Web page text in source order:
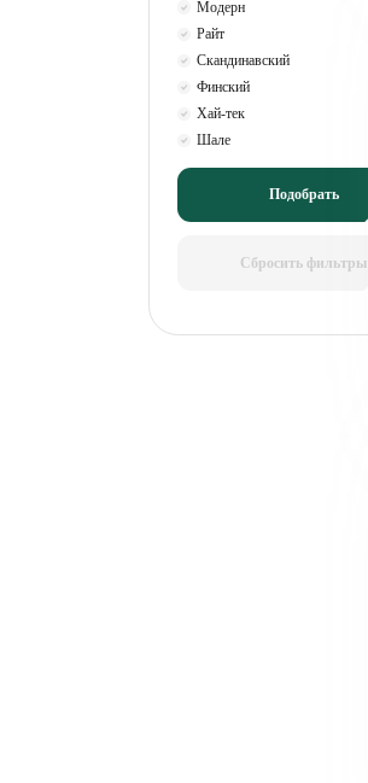
Модерн
Райт
Скандинавский
Финский
Хай-тек
Шале
Подобрать
Сбросить фильтры